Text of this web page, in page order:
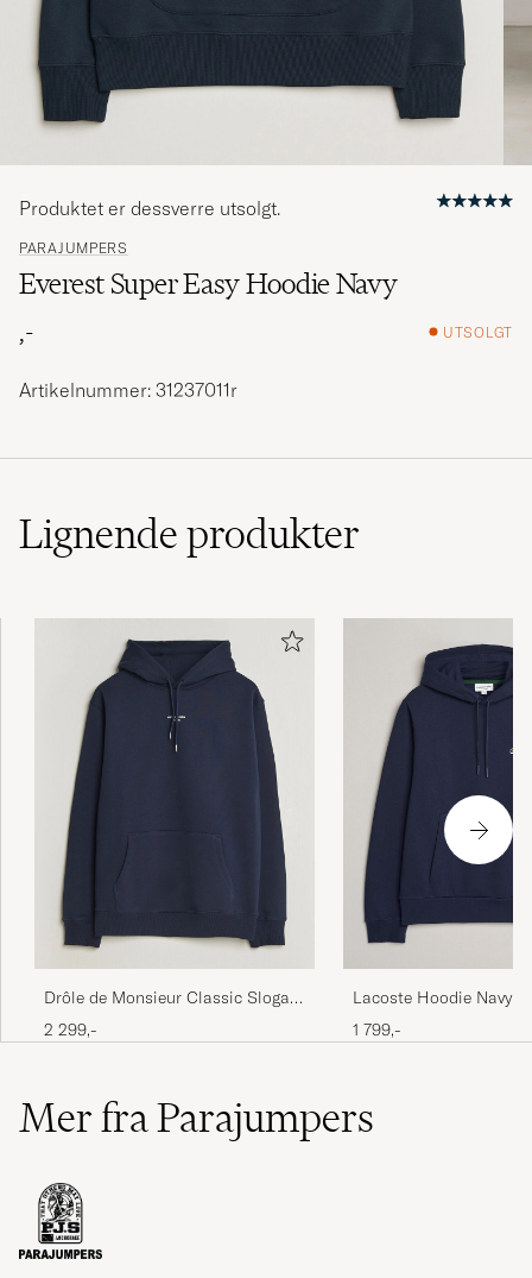
PARAJUMPERS
Everest Super Easy Hoodie Navy
,-
UTSOLGT
Produktet er dessverre utsolgt.
Artikelnummer: 31237011r
Lignendeprodukter
Drôle de Monsieur Classic Slogan
Hoodie Navy
2 299,-
Lacoste Hoodie Navy
1 799,-
Mer fra Parajumpers